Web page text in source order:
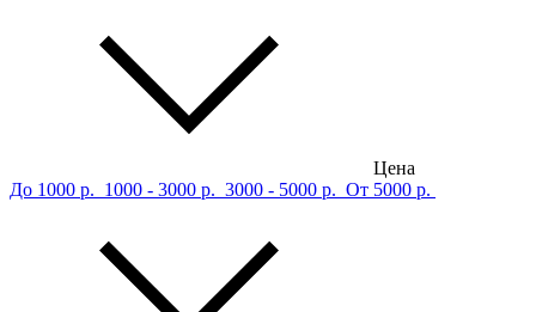
Цена
До 1000 р. 1000 - 3000 р. 3000 - 5000 р. От 5000 р.